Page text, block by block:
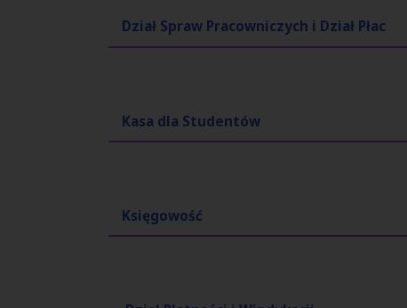
Dział Spraw Pracowniczych i Dział Płac
Kasa dla Studentów
Księgowość